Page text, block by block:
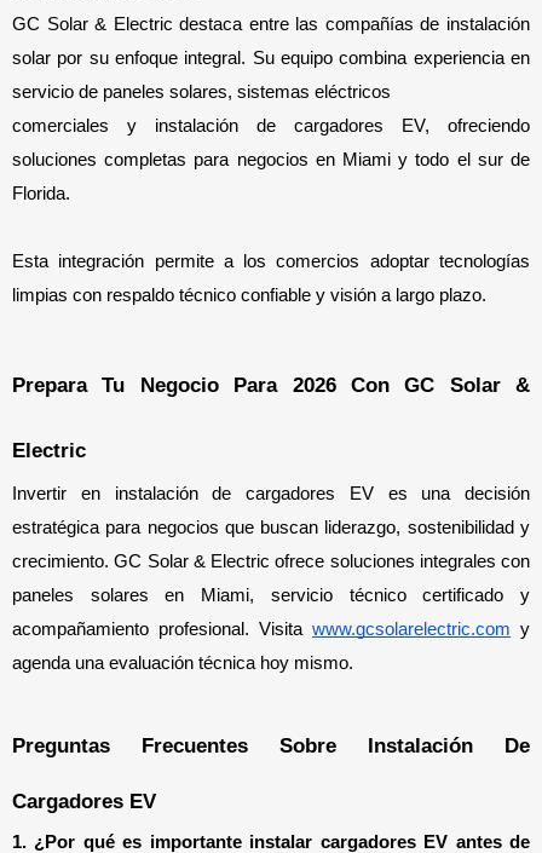
GC Solar & Electric destaca entre las compañías de instalación
solar por su enfoque integral. Su equipo combina experiencia en
servicio de paneles solares, sistemas eléctricos
comerciales y instalación de cargadores EV, ofreciendo
soluciones completas para negocios en Miami y todo el sur de
Florida.
Esta integración permite a los comercios adoptar tecnologías
limpias con respaldo técnico confiable y visión a largo plazo.
Prepara Tu Negocio Para 2026 Con GC Solar &
Electric
Invertir en instalación de cargadores EV es una decisión
estratégica para negocios que buscan liderazgo, sostenibilidad y
crecimiento. GC Solar & Electric ofrece soluciones integrales con
paneles solares en Miami, servicio técnico certificado y
acompañamiento profesional. Visita www.gcsolarelectric.com y
agenda una evaluación técnica hoy mismo.
Preguntas Frecuentes Sobre Instalación De
Cargadores EV
1. ¿Por qué es importante instalar cargadores EV antes de